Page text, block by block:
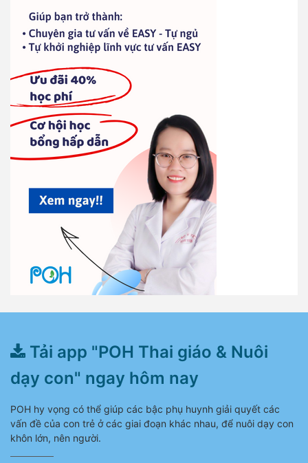
Tải app "POH Thai giáo & Nuôi
dạy con" ngay hôm nay
POH hy vọng có thể giúp các bậc phụ huynh giải quyết các
vấn đề của con trẻ ở các giai đoạn khác nhau, để nuôi dạy con
khôn lớn, nên người.